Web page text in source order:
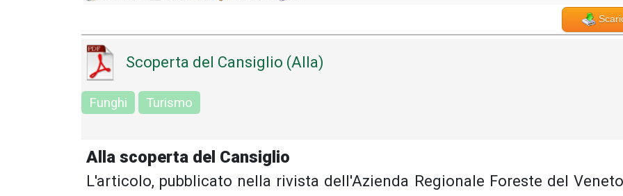
Scoperta del Cansiglio (Alla)
Funghi Turismo
Alla scoperta del Cansiglio
L'articolo, pubblicato nella rivista dell'Azienda Regionale Foreste del